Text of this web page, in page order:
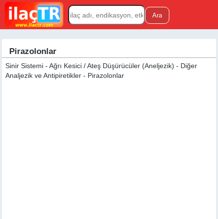
Pirazolonlar
Sinir Sistemi - Ağrı Kesici / Ateş Düşürücüler (Aneljezik) - Diğer
Analjezik ve Antipiretikler - Pirazolonlar